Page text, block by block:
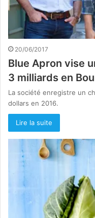
20/06/2017
Blue Apron vise
3 milliards en
La société enregistre un
dollars en 2016.
Lire la suite